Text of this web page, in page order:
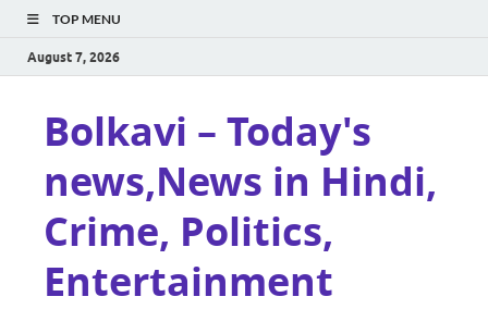
TOP MENU
August 7, 2026
Bolkavi – Today's
news,News in Hindi,
Crime, Politics,
Entertainment